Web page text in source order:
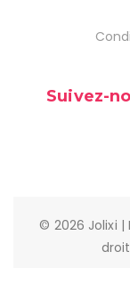
Suivez-
© 2026 Jolixi |